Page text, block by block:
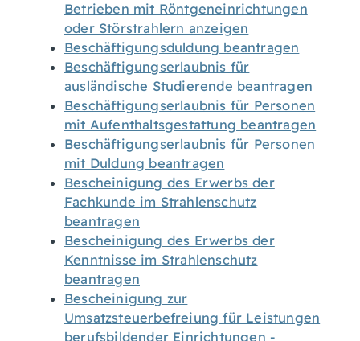
Betrieben mit Röntgeneinrichtungen
oder Störstrahlern anzeigen
Beschäftigungsduldung beantragen
Beschäftigungserlaubnis für
ausländische Studierende beantragen
Beschäftigungserlaubnis für Personen
mit Aufenthaltsgestattung beantragen
Beschäftigungserlaubnis für Personen
mit Duldung beantragen
Bescheinigung des Erwerbs der
Fachkunde im Strahlenschutz
beantragen
Bescheinigung des Erwerbs der
Kenntnisse im Strahlenschutz
beantragen
Bescheinigung zur
Umsatzsteuerbefreiung für Leistungen
berufsbildender Einrichtungen -